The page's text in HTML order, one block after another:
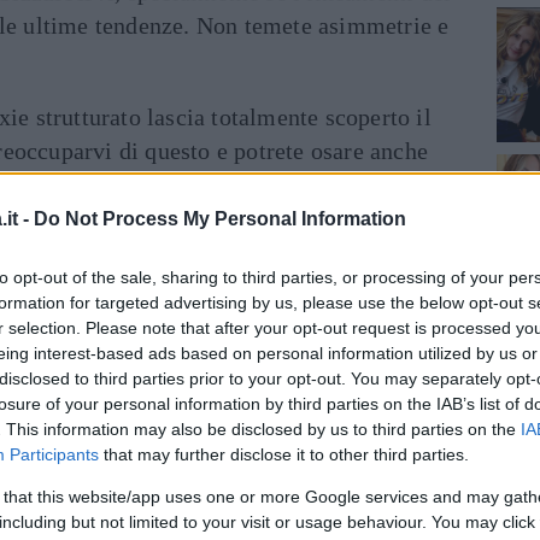
- Do Not Process My Personal Information
opt-out of the sale, sharing to third parties, or processing of your
for targeted advertising by us, please use the below opt-out
selection. Please note that after your opt-out request is processed
interest-based ads based on personal information utilized by us
to third parties prior to your opt-out. You may separately
of your personal information by third parties on the IAB’s list of
This information may also be disclosed by us to third parties on the
Participants that may further disclose it to other third parties.
that this website/app uses one or more Google services and may
but not limited to your visit or usage behaviour. You may
ultime tendenze. Non temete asimmetrie e
strutturato lascia totalmente scoperto il
di questo e potrete osare anche
star del calibro di Charlize Theron e
mosso, divertente e spensierato. Potrete
o senza frangia shaggy.
lunghi, ondulati e voluminosi come quelli
afro, se avete la fortuna di una
volume sarà esagerato per voi.